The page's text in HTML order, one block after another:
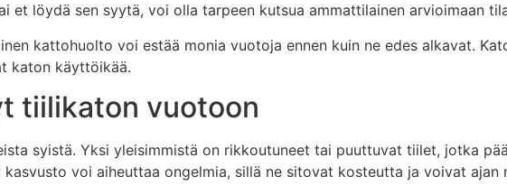
et löydä sen syytä, voi olla tarpeen kutsua ammattilainen arvioimaan
kattohuolto voi estää monia vuotoja ennen kuin ne edes alkavat.
katon käyttöikää.
tiilikaton vuotoon
syistä. Yksi yleisimmistä on rikkoutuneet tai puuttuvat tiilet, jotka
voi aiheuttaa ongelmia, sillä ne sitovat kosteutta ja voivat ajan